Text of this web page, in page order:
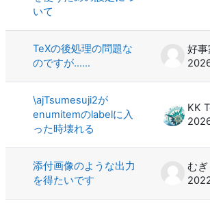
いて
TeXの後処理の問題な
のですが……
好事
\ajTsumesuji2が
enumitemのlabelに入
った時壊れる
KK
添付画像のような出力
を得たいです
むぎ